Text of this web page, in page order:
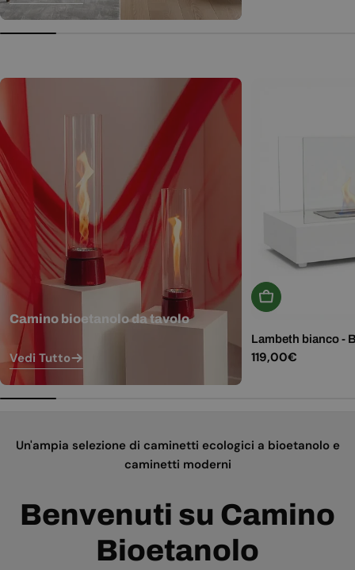
Camino bioetanolo da tavolo
Vedi Tutto
Aggiungi Al
Lambeth bianco -
Prezzo
119,00€
Un'ampia selezione di caminetti ecologici a bioetanolo e
caminetti moderni
Benvenuti su Camino
Bioetanolo